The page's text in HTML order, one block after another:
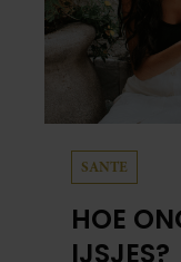
SANTE
HOE
IJSJES?